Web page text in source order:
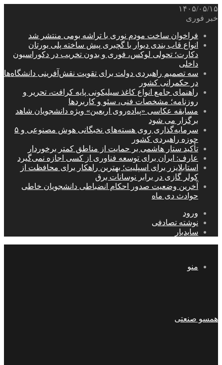
۱۴۰۵/۰۵/۱۵
خبر فوری
فراخوان ساخت مودم نوری با تراشه بومی منتشر شد
انواع قاب بندی دیوار با گچبری پیش ساخته پلی یورتان
دکارت؛ تحولی لوکس، فوری و بدون تخریب در دکوراسیون
داخلی
سه تصمیم راهبردی دولت برای تقویت نقش‌آفرینی دانشگاه‌ها
در حکمرانی کشور
راهنمای جامع انواع کاغذ سیلیکونی پایه کرافت، تحریر و
روزنامه؛ مشخصات فنی، سئو و کاربردها
مسابقه عکاسی «پیاده‌روی اربعین» ویژه دانشجویان شاهد
برگزار می شود
سرمایه‌گذاری روی هسته‌های نخبگانی هوش مصنوعی و ۵
حوزه راهبردی کشور
تأکید ستار هاشمی بر حمایت از مناطق کمتر برخوردار
عارف: ایران برای توسعه فناوری از کسی اجازه نمی‌گیرد
استابلایزر برای اسپلیت؛ بهترین راهکار برای محافظت از
کولر گازی در برابر نوسانات برق
آخرین وضعیت صدور احکام انضباطی دانشجویان خاطی
حوادث دی ماه
ورود
نوشته تصادفی
سایدبار
منو
همسو صنعتی